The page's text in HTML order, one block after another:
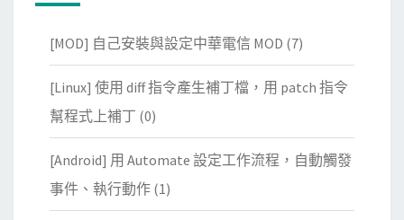
[MOD] 自己安裝與設定中華電信 MOD (7)
[Linux] 使用 diff 指令產生補丁檔，用 patch 指令
幫程式上補丁 (0)
[Android] 用 Automate 設定工作流程，自動觸發
事件、執行動作 (1)